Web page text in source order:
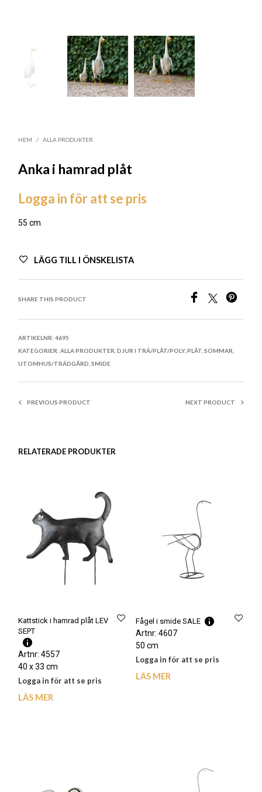
HEM / ALLA PRODUKTER
Anka i hamrad plåt
Logga in för att se pris
55 cm
LÄGG TILL I ÖNSKELISTA
SHARE THIS PRODUCT
ARTIKELNR:4695
KATEGORIER:ALLA PRODUKTER ,DJUR I TRÄ/PLÅT/POLY,PLÅT ,SOMMAR
UTOMHUS/TRÄDGÅRD ,SMIDE
PREVIOUS PRODUCT NEXT PRODUCT
RELATERADE PRODUKTER
Kattstick i hamrad plåt LEV
SEPT
Artnr: 4557
40 x 33 cm
Logga in för att se pris
LÄS MER
Fågel i smide SALE
Artnr: 4607
50 cm
Logga in för att se pris
LÄS MER